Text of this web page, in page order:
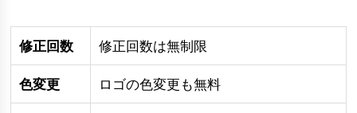
修正回数 修正回数は無制限
色変更 ロゴの色変更も無料